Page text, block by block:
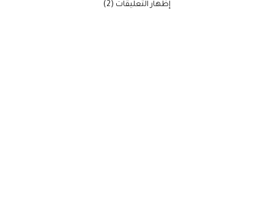
‫إظهار التعليقات (2)